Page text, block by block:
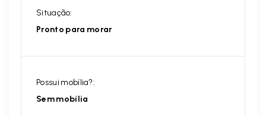
Situação:
Pronto para morar
Possui mobília?:
Sem mobília